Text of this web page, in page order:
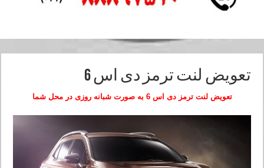
تعویض لنت ترمز دی اس 6
تعویض لنت ترمز دی اس 6 به صورت شبانه روزی در محل شما